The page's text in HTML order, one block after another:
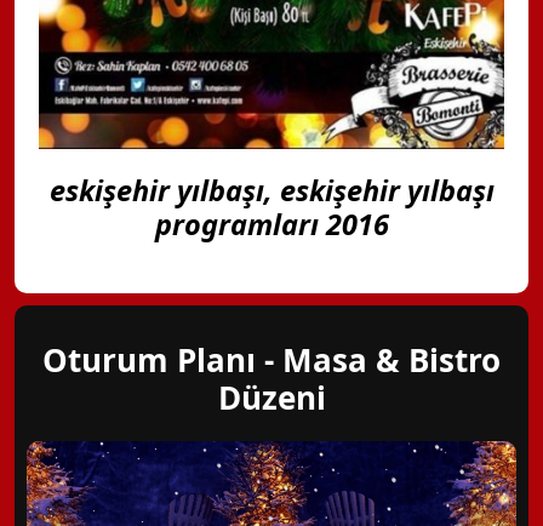
eskişehir yılbaşı, eskişehir yılbaşı
programları 2016
Oturum Planı - Masa & Bistro
Düzeni